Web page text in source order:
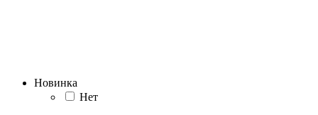
Новинка
Нет